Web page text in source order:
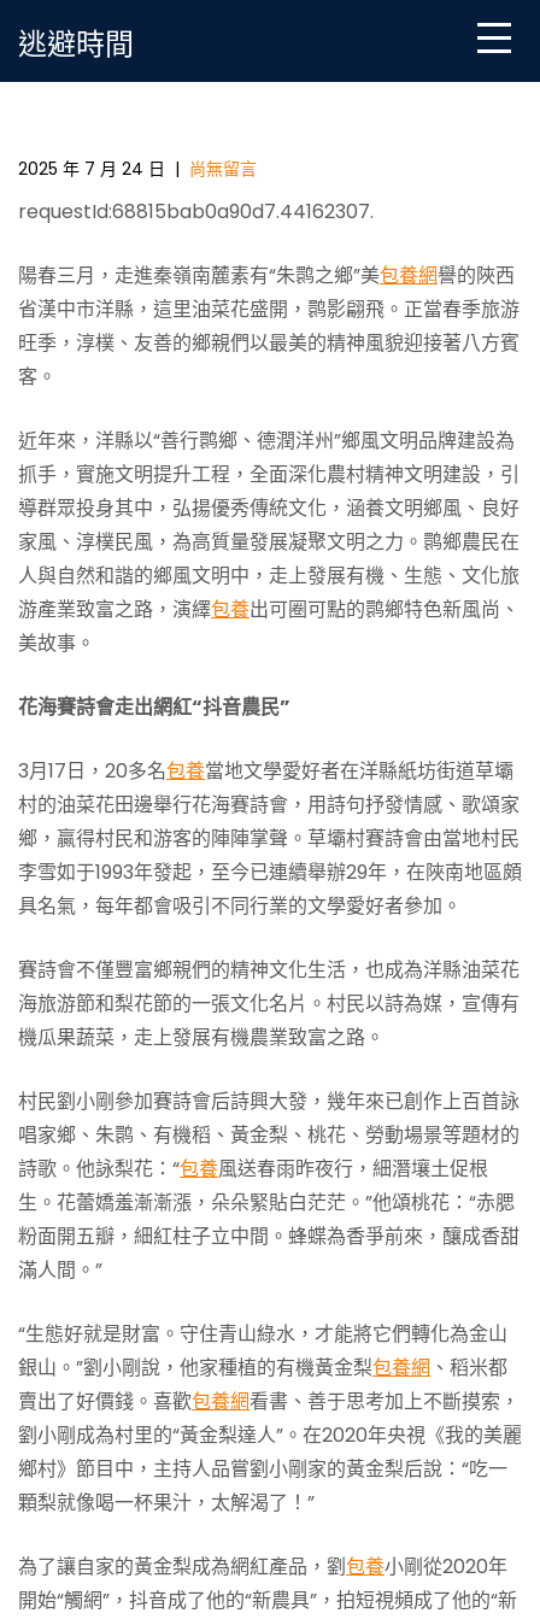
逃避時間
朱鹮之鄉，文明飛入百姓家——陜西省漢中市洋縣擦
2025 年 7 月 24 日 | 尚無留言
requestId:68815bab0a90d7.44162307.
陽春三月，走進秦嶺南麓素有“朱鹮之鄉”美包養網譽的陜西
省漢中市洋縣，這里油菜花盛開，鹮影翩飛。正當春季旅游
旺季，淳樸、友善的鄉親們以最美的精神風貌迎接著八方賓
客。
近年來，洋縣以“善行鹮鄉、德潤洋州”鄉風文明品牌建設為
抓手，實施文明提升工程，全面深化農村精神文明建設，引
導群眾投身其中，弘揚優秀傳統文化，涵養文明鄉風、良好
家風、淳樸民風，為高質量發展凝聚文明之力。鹮鄉農民在
人與自然和諧的鄉風文明中，走上發展有機、生態、文化旅
游產業致富之路，演繹包養出可圈可點的鹮鄉特色新風尚、
美故事。
花海賽詩會走出網紅“抖音農民”
3月17日，20多名包養當地文學愛好者在洋縣紙坊街道草壩
村的油菜花田邊舉行花海賽詩會，用詩句抒發情感、歌頌家
鄉，贏得村民和游客的陣陣掌聲。草壩村賽詩會由當地村民
李雪如于1993年發起，至今已連續舉辦29年，在陜南地區頗
具名氣，每年都會吸引不同行業的文學愛好者參加。
賽詩會不僅豐富鄉親們的精神文化生活，也成為洋縣油菜花
海旅游節和梨花節的一張文化名片。村民以詩為媒，宣傳有
機瓜果蔬菜，走上發展有機農業致富之路。
村民劉小剛參加賽詩會后詩興大發，幾年來已創作上百首詠
唱家鄉、朱鹮、有機稻、黃金梨、桃花、勞動場景等題材的
詩歌。他詠梨花：“包養風送春雨昨夜行，細潛壤土促根
生。花蕾嬌羞漸漸漲，朵朵緊貼白茫茫。”他頌桃花：“赤腮
粉面開五瓣，細紅柱子立中間。蜂蝶為香爭前來，釀成香甜
滿人間。”
“生態好就是財富。守住青山綠水，才能將它們轉化為金山
銀山。”劉小剛說，他家種植的有機黃金梨包養網 、稻米都
賣出了好價錢。喜歡包養網看書、善于思考加上不斷摸索，
劉小剛成為村里的“黃金梨達人”。在2020年央視《我的美麗
鄉村》節目中，主持人品嘗劉小剛家的黃金梨后說：“吃一
顆梨就像喝一杯果汁，太解渴了！”
為了讓自家的黃金梨成為網紅產品，劉包養小剛從2020年
開始“觸網”，抖音成了他的“新農具”，拍短視頻成了他的“新